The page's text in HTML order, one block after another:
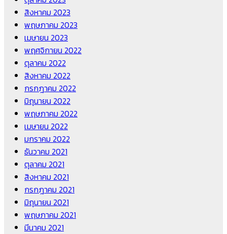
สิงหาคม 2023
พฤษภาคม 2023
เมษายน 2023
พฤศจิกายน 2022
ตุลาคม 2022
สิงหาคม 2022
กรกฎาคม 2022
มิถุนายน 2022
พฤษภาคม 2022
เมษายน 2022
มกราคม 2022
ธันวาคม 2021
ตุลาคม 2021
สิงหาคม 2021
กรกฎาคม 2021
มิถุนายน 2021
พฤษภาคม 2021
มีนาคม 2021